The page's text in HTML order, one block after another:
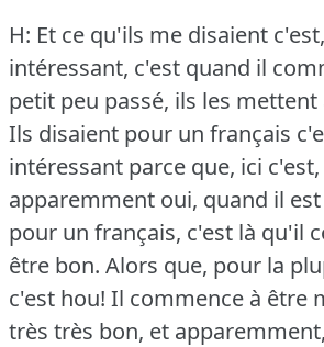
H: Et ce qu'ils me disaient
intéressant, c'est quand il
petit peu passé, ils les
Ils disaient pour un français
intéressant parce que, ici
apparemment oui, quand il
pour un français, c'est là qu'il
être bon. Alors que, pour la
c'est hou! Il commence à être
très très bon, et